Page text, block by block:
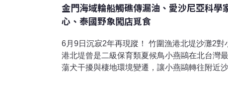
金門海域輪船觸礁傳漏油、愛沙尼亞科學
心、泰國野象闖店覓食
6月9日沉寂2年再現蹤！ 竹圍漁港北堤沙灘2對
港北堤曾是二級保育類夏候鳥小燕鷗在北台灣
蕩犬干擾與棲地環境變遷，讓小燕鷗轉往附近